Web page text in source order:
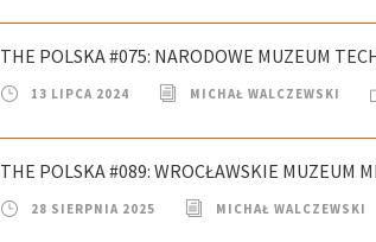
THE POLSKA #075: NARODOWE MUZEUM
13 LIPCA 2024 MICHAŁ WALCZEWSKI
THE POLSKA #089: WROCŁAWSKIE MUZEUM
28 SIERPNIA 2025 MICHAŁ WALCZEWSKI